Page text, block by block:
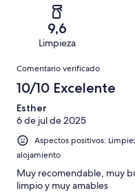
puntuación
puntuación
puntuación
Normal
una
puntuación
Mediocre
864
una
puntuación
de
Horrible
9,6
Limpieza
Comentarios
Comentario verificado
10/10 Excelente
Esther
6 de jul de 2025
Aspectos positivos:
alojamiento
Muy recomendable, muy
limpio y muy amables